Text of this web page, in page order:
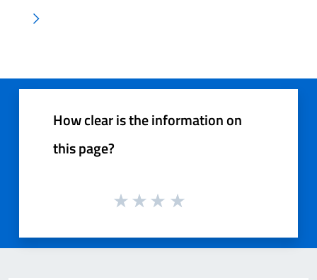
Pagina successiva
How clear is the information on
this page?